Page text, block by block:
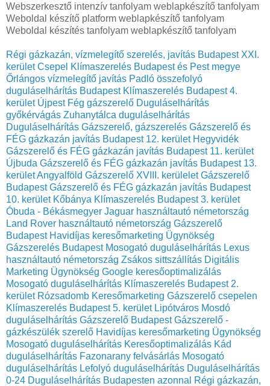
Webszerkesztő intenzív tanfolyam weblapkészítő tanfolyam
Weboldal készítő platform weblapkészítő tanfolyam
Weboldal készítés tanfolyam weblapkészítő tanfolyam
Régi gázkazán, vízmelegítő szerelés, javítás Budapest XXI.
kerület Csepel Klímaszerelés Budapest és Pest megye
Őrlángos vízmelegítő javítás Padló összefolyó
duguláselhárítás Budapest Klímaszerelés Budapest 4.
kerület Újpest Fég gázszerelő Duguláselhárítás
győkérvágás Zuhanytálca duguláselhárítás
Duguláselhárítás Gázszerelő, gázszerelés Gázszerelő és
FÉG gázkazán javítás Budapest 12. kerület Hegyvidék
Gázszerelő és FÉG gázkazán javítás Budapest 11. kerület
Újbuda Gázszerelő és FÉG gázkazán javítás Budapest 13.
kerület Angyalföld Gázszerelő XVIII. kerülelet Gázszerelő
Budapest Gázszerelő és FÉG gázkazán javítás Budapest
10. kerület Kőbánya Klímaszerelés Budapest 3. kerület
Óbuda - Békásmegyer Jaguar használtautó németország
Land Rover használtautó németország Gázszerelő
Budapest Havidíjas keresőmarketing Ügynökség
Gázszerelés Budapest Mosogató duguláselhárítás Lexus
használtautó németország Zsákos sittszállítás Digitális
Marketing Ügynökség Google keresőoptimalizálás
Mosogató duguláselhárítás Klímaszerelés Budapest 2.
kerület Rózsadomb Keresőmarketing Gázszerelő csepelen
Klímaszerelés Budapest 5. kerület Lipótváros Mosdó
duguláselhárítás Gázszerelő Budapest Gázszerelő -
gázkészülék szerelő Havidíjas keresőmarketing Ügynökség
Mosogató duguláselhárítás Keresőoptimalizálás Kád
duguláselhárítás Fazonarany felvásárlás Mosogató
duguláselhárítás Lefolyó duguláselhárítás Duguláselhárítás
0-24 Duguláselhárítás Budapesten azonnal
Régi gázkazán,